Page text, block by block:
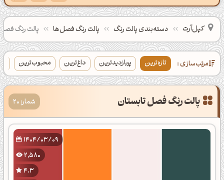
کپل‌آرت دسته‌بندی‌ پالت‌ رنگ پالت رنگ فصل‌ها پالت رنگ
مرتب‌سازی : تازه‌ترین پربازدیدترین داغ‌ترین محبوب‌ترین
شمار: 20
1404/03/09
2,580
4.3